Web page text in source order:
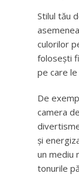
Stilul tău
culorilor
folosești
pe care
De
camera
și
un mediu
tonurile